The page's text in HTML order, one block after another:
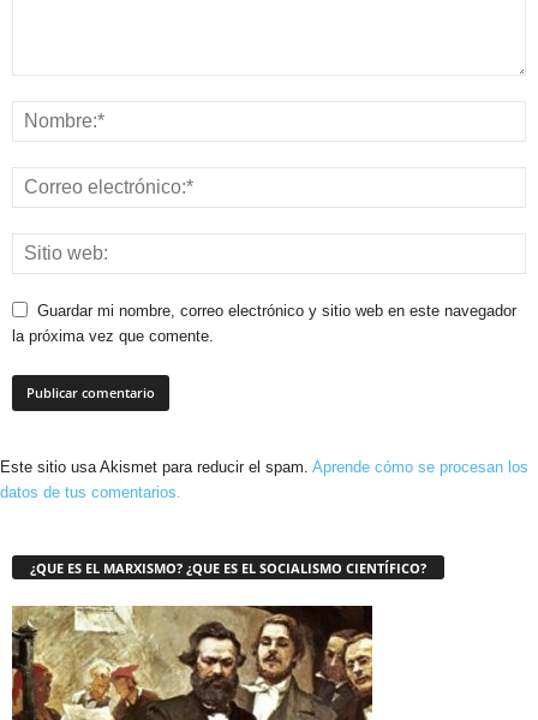
Guardar mi nombre, correo electrónico y sitio web en este navegador
la próxima vez que comente.
Este sitio usa Akismet para reducir el spam. Aprende cómo se procesan los
datos de tus comentarios.
¿QUE ES EL MARXISMO? ¿QUE ES EL SOCIALISMO CIENTÍFICO?